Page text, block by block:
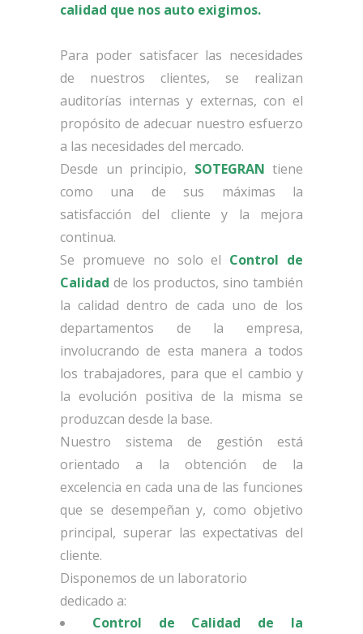
calidad que nos auto exigimos.
Para poder satisfacer las necesidades
de nuestros clientes, se realizan
auditorías internas y externas, con el
propósito de adecuar nuestro esfuerzo
a las necesidades del mercado.
Desde un principio, SOTEGRAN tiene
como una de sus máximas la
satisfacción del cliente y la mejora
continua.
Se promueve no solo el Control de
Calidad de los productos, sino también
la calidad dentro de cada uno de los
departamentos de la empresa,
involucrando de esta manera a todos
los trabajadores, para que el cambio y
la evolución positiva de la misma se
produzcan desde la base.
Nuestro sistema de gestión está
orientado a la obtención de la
excelencia en cada una de las funciones
que se desempeñan y, como objetivo
principal, superar las expectativas del
cliente.
Disponemos de un laboratorio
dedicado a:
Control de Calidad de la